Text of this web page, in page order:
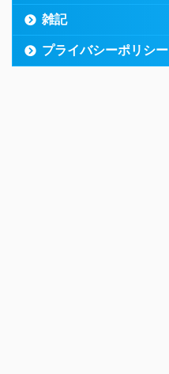
雑記
プライバシーポリシー